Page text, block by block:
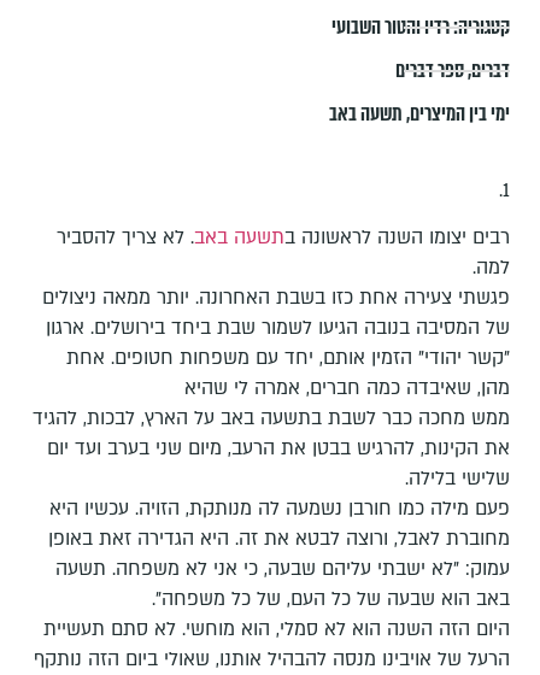
קטגוריה:רדיו והטור השבועי
דברים,ספר דברים
ימי בין המיצרים,תשעה באב
1.
רבים יצומו השנה לראשונה בתשעה באב. לא צריך להסביר
למה.
פגשתי צעירה אחת כזו בשבת האחרונה. יותר ממאה ניצולים
של המסיבה בנובה הגיעו לשמור שבת ביחד בירושלים. ארגון
"קשר יהודי" הזמין אותם, יחד עם משפחות חטופים. אחת
מהן, שאיבדה כמה חברים, אמרה לי שהיא
ממש מחכה כבר לשבת בתשעה באב על הארץ, לבכות, להגיד
את הקינות, להרגיש בבטן את הרעב, מיום שני בערב ועד יום
שלישי בלילה.
פעם מילה כמו חורבן נשמעה לה מנותקת, הזויה. עכשיו היא
מחוברת לאבל, ורוצה לבטא את זה. היא הגדירה זאת באופן
עמוק: "לא ישבתי עליהם שבעה, כי אני לא משפחה. תשעה
באב הוא שבעה של כל העם, של כל משפחה".
היום הזה השנה הוא לא סמלי, הוא מוחשי. לא סתם תעשיית
הרעל של אויבינו מנסה להבהיל אותנו, שאולי ביום הזה נותקף